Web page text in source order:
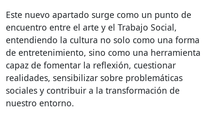
Este nuevo apartado surge como un punto de
encuentro entre el arte y el Trabajo Social,
entendiendo la cultura no solo como una forma
de entretenimiento, sino como una herramienta
capaz de fomentar la reflexión, cuestionar
realidades, sensibilizar sobre problemáticas
sociales y contribuir a la transformación de
nuestro entorno.